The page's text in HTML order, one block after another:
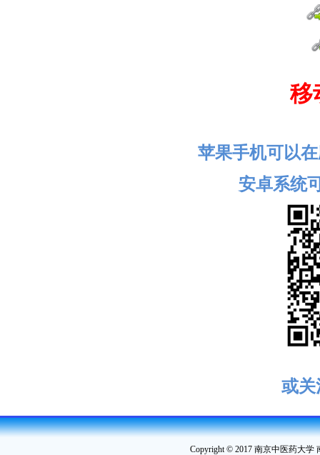
移
苹果手机可以
安卓系统
或关
Copyright © 2017 南京中医药大学